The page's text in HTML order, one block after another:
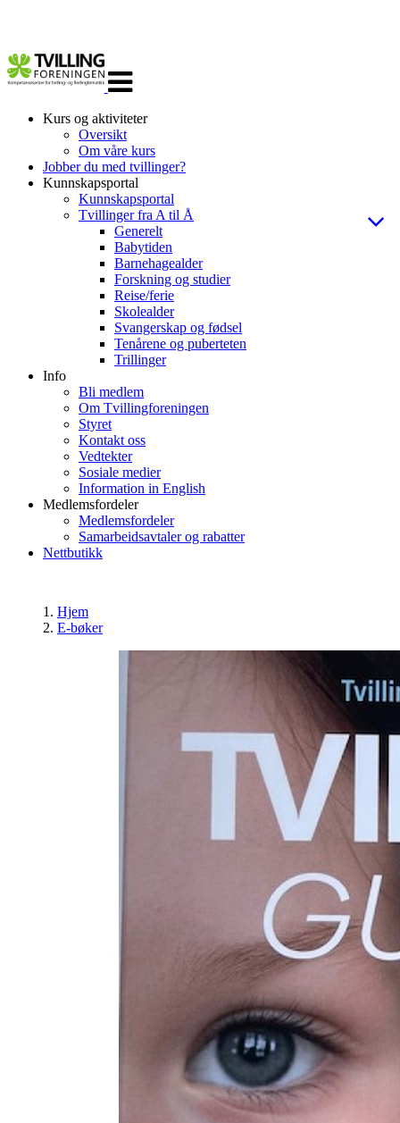
navigasjon
Kurs og aktiviteter
Oversikt
Om våre kurs
Jobber du med tvillinger?
Kunnskapsportal
Kunnskapsportal
Tvillinger fra A til Å
Generelt
Babytiden
Barnehagealder
Forskning og studier
Reise/ferie
Skolealder
Svangerskap og fødsel
Tenårene og puberteten
Trillinger
Info
Bli medlem
Om Tvillingforeningen
Styret
Kontakt oss
Vedtekter
Sosiale medier
Information in English
Medlemsfordeler
Medlemsfordeler
Samarbeidsavtaler og rabatter
Nettbutikk
Hjem
E-bøker